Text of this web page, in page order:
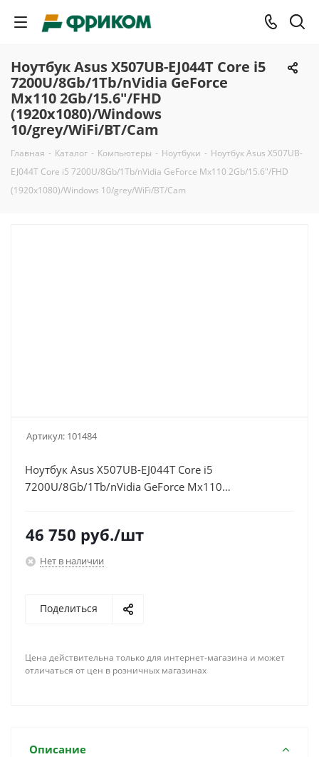
Ноутбук Asus X507UB-EJ044T Core i5
7200U/8Gb/1Tb/nVidia GeForce
Mx110 2Gb/15.6"/FHD
(1920x1080)/Windows
10/grey/WiFi/BT/Cam
Главная - Каталог - Компьютеры - Ноутбуки - Ноутбук Asus X507UB-
EJ044T Core i5 7200U/8Gb/1Tb/nVidia GeForce Mx110 2Gb/15.6"/FHD
(1920x1080)/Windows 10/grey/WiFi/BT/Cam
Артикул: 101484
Ноутбук Asus X507UB-EJ044T Core i5
7200U/8Gb/1Tb/nVidia GeForce Mx110
46 750 руб./шт
Нет в наличии
Поделиться
Цена действительна только для интернет-магазина и может
отличаться от цен в розничных магазинах
Описание